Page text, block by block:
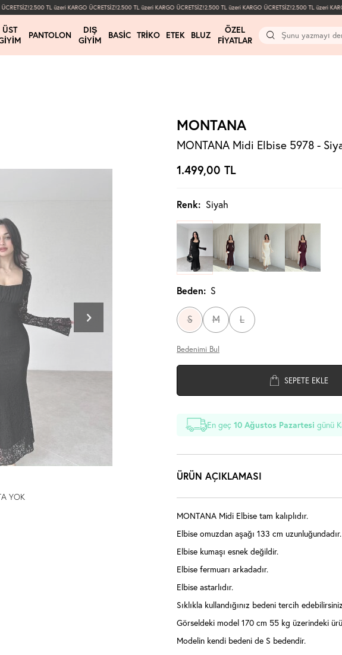
2.500 TL üzeri KARGO ÜCRETSİZ!2.500 TL üzeri KARGO ÜCRETSİZ!2.500 TL üzeri KARGO ÜCRETSİZ!2.500 TL üzeri
ÜST
PANTOLON
DIŞ
GIYIM
BASIC TRIKO ETEK BLUZ
ÖZEL
FIYATLAR
YOK
MONTANA
MONTANA Midi Elbise 5978 -
1.499,00 TL
Renk: Siyah
Beden: S
S M L
Bedenimi Bul
SEPETE EKLE
En geç10 Ağustos Pazartesi günü
ÜRÜN AÇIKLAMASI
MONTANA Midi Elbise tam kalıplıdır.
Elbise omuzdan aşağı 133 cm uzunluğundadır.
Elbise kumaşı esnek değildir.
Elbise fermuarı arkadadır.
Elbise astarlıdır.
Sıklıkla kullandığınız bedeni tercih
Görseldeki model 170 cm 55 kg üzerindeki
Modelin kendi bedeni de S bedendir.